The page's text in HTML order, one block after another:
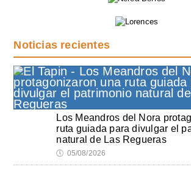
Noticias recientes
Los Meandros del Nora
ruta guiada para divulgar el
natural de Las Regueras
🕔 05/08/2026